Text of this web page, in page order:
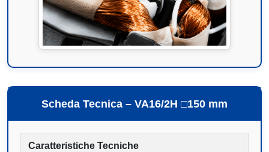
Scheda Tecnica – VA16/2H □150 mm
Caratteristiche Tecniche